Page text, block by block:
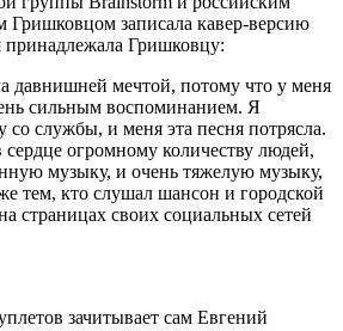
Гришковцом записала кавер-версию
принадлежала Гришковцу:
давнишней мечтой, потому что у меня
сильным воспоминанием. Я
со службы, и меня эта песня потрясла.
сердце огромному количеству людей,
музыку, и очень тяжелую музыку,
тем, кто слушал шансон и городской
страницах своих социальных сетей
зачитывает сам Евгений